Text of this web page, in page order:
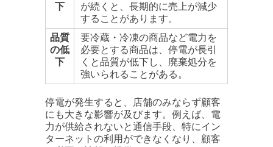
下
が続くと、長期的に売上が減少
することがあります。
品質
の低
下
要冷蔵・冷凍の商品など電力を
必要とする商品は、停電が長引
くと品質が低下し、廃棄処分を
強いられることがある。
停電が発生すると、店舗のみならず顧客
にも大きな影響が及びます。例えば、電
力が供給されないと通信手段、特にイン
ターネットの利用ができなくなり、顧客